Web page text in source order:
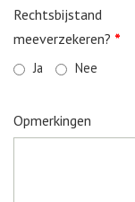
Rechtsbijstand
meeverzekeren? *
Ja Nee
Opmerkingen